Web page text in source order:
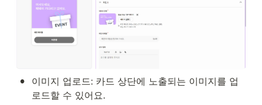
•
이미지 업로드: 카드 상단에 노출되는 이미지를 업
로드할 수 있어요.